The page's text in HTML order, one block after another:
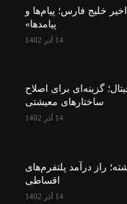
خلیج فارس؛ پیام‌ها و
پیامدها»
14 آذر 1402
گزینه‌ای برای اصلاح
ساختارهای معیشتی
14 آذر 1402
راز درآمد پلتفرم‌های
اقساطی
14 آذر 1402